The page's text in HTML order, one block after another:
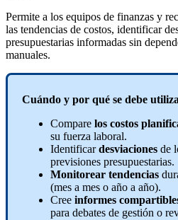
Permite a los equipos de finanzas y
las tendencias de costos, identificar
presupuestarias informadas sin
manuales.
Cuándo y por qué se debe
Compare los costos
su fuerza laboral.
Identificar desviaciones de
previsiones presupuestarias.
Monitorear tendencias
(mes a mes o año a año).
Cree informes
para debates de gestión o